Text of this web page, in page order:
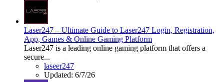
Laser247 – Ultimate Guide to Laser247 Login, Registration,
App, Games & Online Gaming Platform
Laser247 is a leading online gaming platform that offers a
secure...
laseer247
Updated: 6/7/26